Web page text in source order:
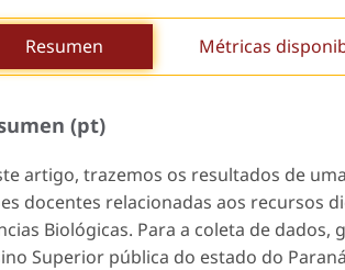
Resumen Métricas
(pt)
artigo, trazemos os resultados de
docentes relacionadas aos recursos
Biológicas. Para a coleta de
Superior pública do estado do